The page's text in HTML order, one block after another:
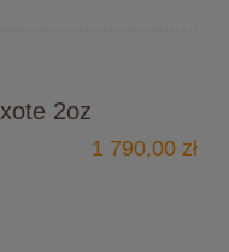
2oz
1 790,00 zł